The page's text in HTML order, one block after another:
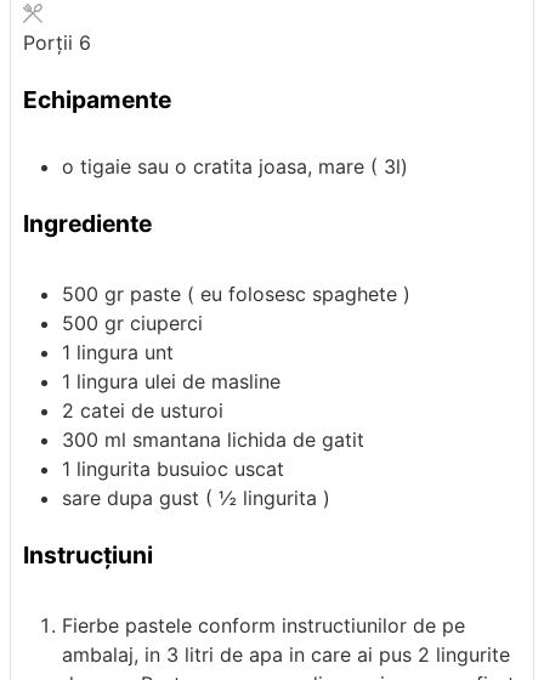
Porții 6
Echipamente
o tigaie sau o cratita joasa, mare ( 3l)
Ingrediente
500 gr paste ( eu folosesc spaghete )
500 gr ciuperci
1 lingura unt
1 lingura ulei de masline
2 catei de usturoi
300 ml smantana lichida de gatit
1 lingurita busuioc uscat
sare dupa gust ( ½ lingurita )
Instrucțiuni
Fierbe pastele conform instructiunilor de pe
ambalaj, in 3 litri de apa in care ai pus 2 lingurite